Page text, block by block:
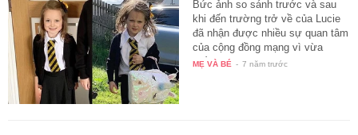
Bức ảnh so sánh trước và sau
khi đến trường trở về của Lucie
đã nhận được nhiều sự quan tâm
của cộng đồng mạng vì vừa
thấy…
MẸ VÀ BÉ - 7 năm trước